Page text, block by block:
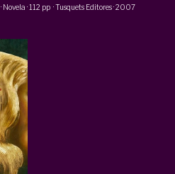
· Novela ·112 pp ·Tusquets Editores·2007